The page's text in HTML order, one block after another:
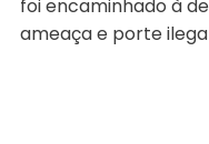
foi encaminhado à
ameaça e porte